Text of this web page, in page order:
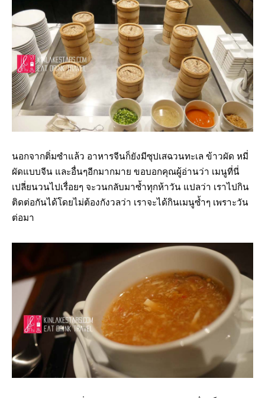
นอกจากติ่มซำแล้ว อาหารจีนก็ยังมีซุปเสฉวนทะเล ข้าวผัด หมี่
ผัดแบบจีน และอื่นๆอีกมากมาย ขอบอกคุณผู้อ่านว่า เมนูที่นี่
เปลี่ยนวนไปเรื่อยๆ จะวนกลับมาซ้ำทุกห้าวัน แปลว่า เราไปกิน
ติดต่อกันได้โดยไม่ต้องกังวลว่า เราจะได้กินเมนูซ้ำๆ เพราะวัน
ต่อมา